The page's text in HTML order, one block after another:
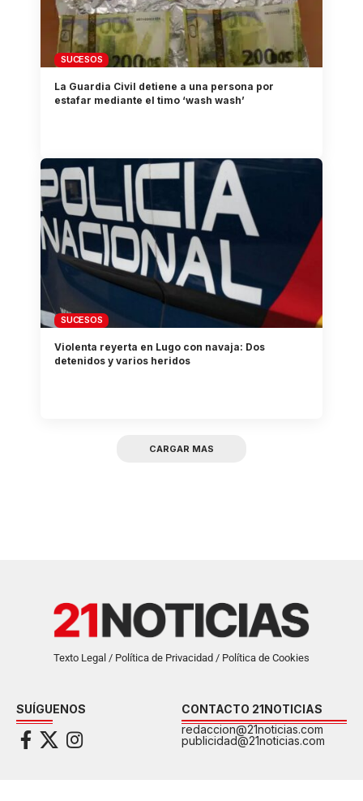
SUCESOS
La Guardia Civil detiene a una persona por
estafar mediante el timo ‘wash wash’
SUCESOS
Violenta reyerta en Lugo con navaja: Dos
detenidos y varios heridos
CARGAR MAS
Texto Legal / Política de Privacidad / Política de Cookies
SUÍGUENOS
CONTACTO 21NOTICIAS
redaccion@21noticias.com
publicidad@21noticias.com